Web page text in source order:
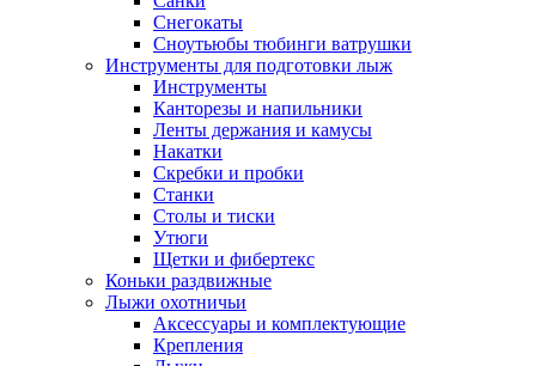
Снегокаты
Сноутьюбы тюбинги ватрушки
Инструменты для подготовки лыж
Инструменты
Канторезы и напильники
Ленты держания и камусы
Накатки
Скребки и пробки
Станки
Столы и тиски
Утюги
Щетки и фибертекс
Коньки раздвижные
Лыжи охотничьи
Аксессуары и комплектующие
Крепления